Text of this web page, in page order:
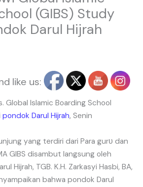
(GIBS) Study
Darul Hijrah
like us:
Global Islamic Boarding School
pondok Darul Hijrah, Senin
yang terdiri dari Para gurυ dan
GIBS disambut langsung oleh
Hijrah, TGB. K.H. Zarkasyi Hasbi, BA,
bahwa pondok Darul